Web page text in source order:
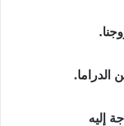
الدراما.
إليه